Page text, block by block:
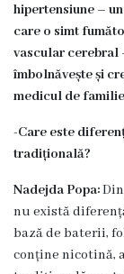
Secția
Medicină
de
Familie
2
Centrul
Sănătății
Femeii
AMT
Buiucani
Servicii
hipertensiune –
care o simt
vascular cerebral
îmbolnăvește și
medicul de
-Care este
tradițională?
Nadejda Popa:
nu există
bază de baterii,
conține nicotină,